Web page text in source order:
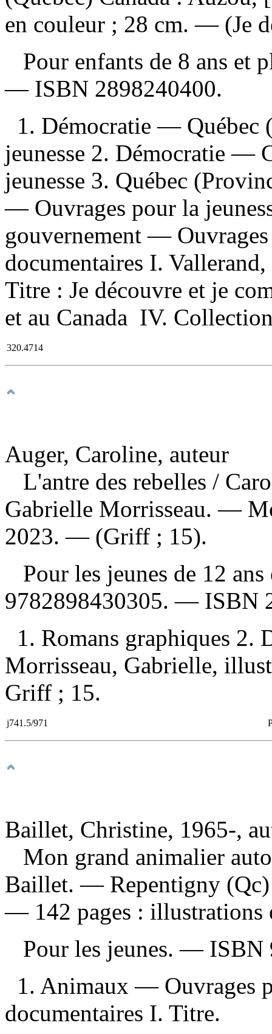
en couleur ; 28 cm. — (Je
Pour enfants de 8 ans et
— ISBN 2898240400.
1. Démocratie —
jeunesse 2. Démocratie —
jeunesse 3. Québec
— Ouvrages pour la
gouvernement —
documentaires I.
Titre : Je découvre et je
et au Canada IV.
320.4714
Auger, Caroline, auteur
L'antre des rebelles /
Gabrielle Morrisseau. —
2023. — (Griff ; 15).
Pour les jeunes de 12
9782898430305. — ISBN
1. Romans graphiques 2.
Morrisseau, Gabrielle,
Griff ; 15.
j741.5/971
Baillet, Christine, 1965-,
Mon grand animalier
Baillet. — Repentigny
— 142 pages : illustrations
Pour les jeunes. — ISBN
1. Animaux — Ouvrages
documentaires I. Titre.